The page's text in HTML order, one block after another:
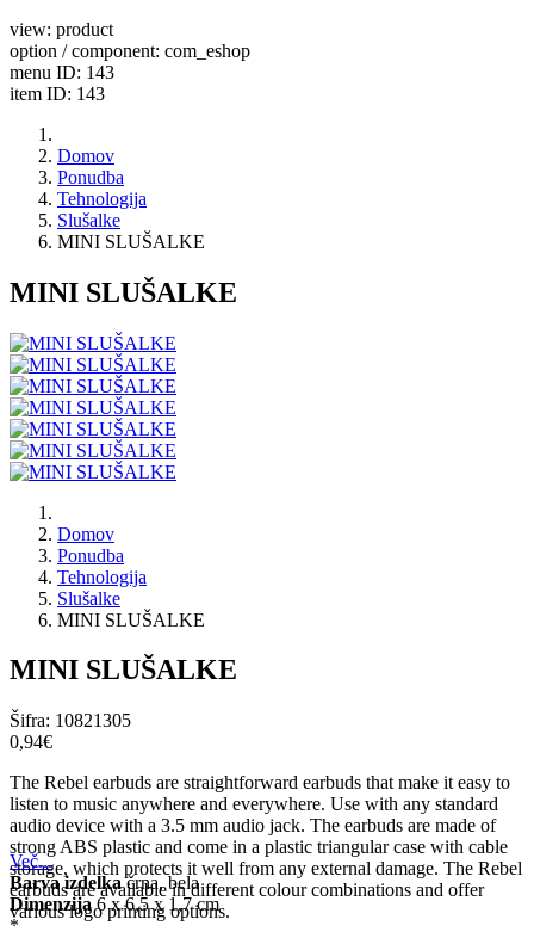
view: product
option / component: com_eshop
menu ID: 143
item ID: 143
Domov
Ponudba
Tehnologija
Slušalke
MINI SLUŠALKE
MINI SLUŠALKE
Domov
Ponudba
Tehnologija
Slušalke
MINI SLUŠALKE
MINI SLUŠALKE
Šifra: 10821305
0,94‎€
The Rebel earbuds are straightforward earbuds that make it easy to
listen to music anywhere and everywhere. Use with any standard
audio device with a 3.5 mm audio jack. The earbuds are made of
strong ABS plastic and come in a plastic triangular case with cable
storage, which protects it well from any external damage. The Rebel
earbuds are available in different colour combinations and offer
various logo printing options.
Več...
Barva izdelka črna, bela
Dimenzija 6 x 6,5 x 1,7 cm
*